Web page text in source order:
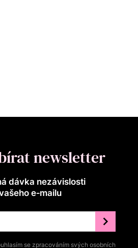
newsletter
dávka nezávislosti
e‑mailu
se zpracováním svých osobních